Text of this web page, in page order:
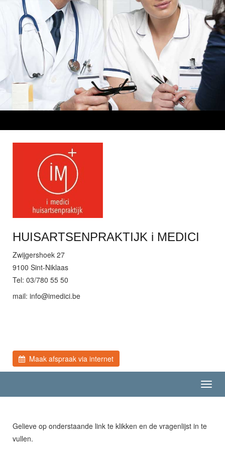
HUISARTSENPRAKTIJK i MEDICI
Zwijgershoek 27
9100 Sint-Niklaas
Tel: 03/780 55 50
mail: eb.icidemi@ofni
Maak afspraak via internet
Gelieve op onderstaande link te klikken en de vragenlijst in te
vullen.